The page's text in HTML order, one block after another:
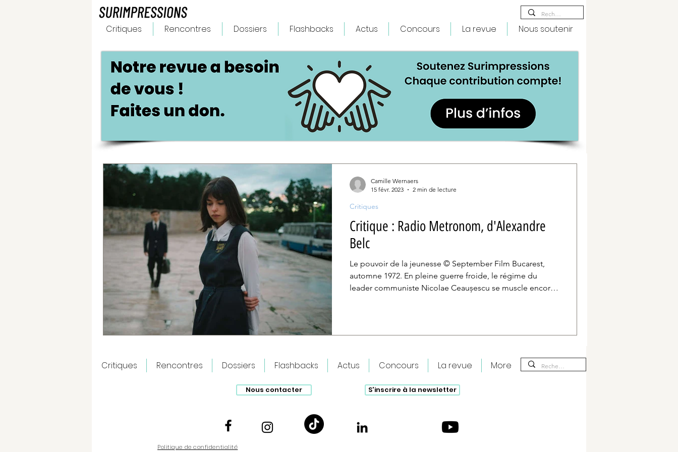
Critiques Rencontres Dossiers Flashbacks Actus Concours La revue Nous soutenir
Critique : Radio Metronom, d'Alexandre
Belc
Le pouvoir de la jeunesse © September Film Bucarest,
automne 1972. En pleine guerre froide, le régime du
leader communiste Nicolae Ceaușescu se muscle encore
introductive, pas un mot n’est échangé, Sorin retrouve
amoureux savent si bien faire, des regards qui se muen
Critiques
Camille Wernaers
15 févr. 2023
2 min de lecture
Critiques Rencontres Dossiers Flashbacks Actus Concours La revue More
Nous contacter S'inscrire à la newsletter
Politique de confidentialité